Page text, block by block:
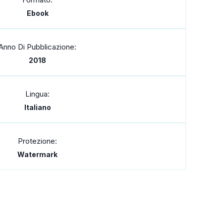
Ebook
Di Pubblicazione:
2018
Lingua:
Italiano
Protezione:
Watermark